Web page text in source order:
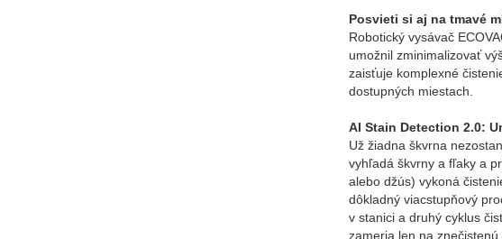
Posvieti si aj na tmavé
Robotický vysávač
umožnil zminimalizovať
zaisťuje komplexné
dostupných miestach.
AI Stain Detection 2.0:
Už žiadna škvrna
vyhľadá škvrny a fľaky a
alebo džús) vykoná
dôkladný viacstupňový
v stanici a druhý cyklus
zameria len na